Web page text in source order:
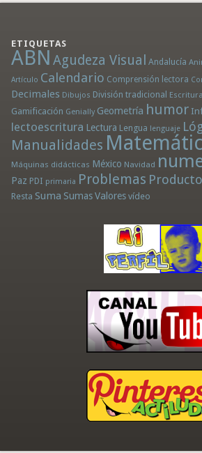
ETIQUETAS
ABN Agudeza Visual Andalucía
Artículo Calendario Comprensión lectora
Decimales Dibujos División tradicional Escritura
Gamificación Genially Geometría humor
lectoescritura Lectura Lengua lenguaje
Manualidades
Máquinas didácticas México Navidad
Paz PDI primaria Problemas Producto
Resta Suma Sumas Valores vídeo